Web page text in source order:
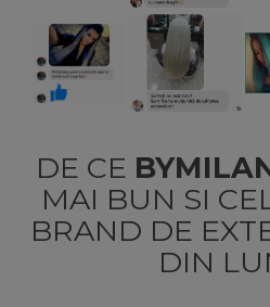
DE CE
MAI BUN SI
BRAND DE
DIN